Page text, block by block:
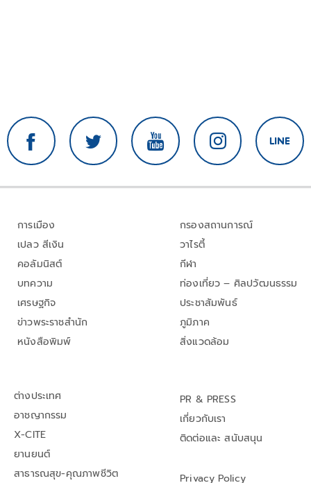
การเมือง
เปลว สีเงิน
คอลัมนิสต์
บทความ
เศรษฐกิจ
ข่าวพระราชสำนัก
หนังสือพิมพ์
กรองสถานการณ์
วาไรตี้
กีฬา
ท่องเที่ยว – ศิลปวัฒนธรรม
ประชาสัมพันธ์
ภูมิภาค
สิ่งแวดล้อม
ต่างประเทศ
อาชญากรรม
X-CITE
ยานยนต์
สาธารณสุข-คุณภาพชีวิต
PR & PRESS
เกี่ยวกับเรา
ติดต่อและ สนับสนุน
Privacy Policy